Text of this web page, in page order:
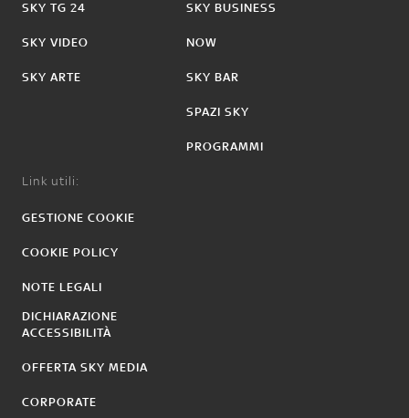
SKY TG 24
SKY VIDEO
SKY ARTE
SKY BUSINESS
NOW
SKY BAR
SPAZI SKY
PROGRAMMI
Link utili:
GESTIONE COOKIE
COOKIE POLICY
NOTE LEGALI
DICHIARAZIONE
ACCESSIBILITÀ
OFFERTA SKY MEDIA
CORPORATE